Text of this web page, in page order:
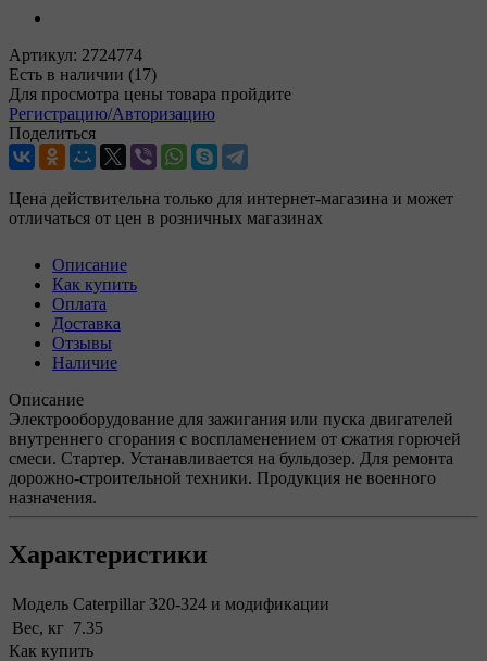
Артикул: 2724774
Есть в наличии (17)
Для просмотра цены товара пройдите
Регистрацию/Авторизацию
Поделиться
Цена действительна только для интернет-магазина и может
отличаться от цен в розничных магазинах
Описание
Как купить
Оплата
Доставка
Отзывы
Наличие
Описание
Электрооборудование для зажигания или пуска двигателей
внутреннего сгорания с воспламенением от сжатия горючей
смеси. Стартер. Устанавливается на бульдозер. Для ремонта
дорожно-строительной техники. Продукция не военного
назначения.
Характеристики
Модель Caterpillar 320-324 и модификации
Вес, кг 7.35
Как купить